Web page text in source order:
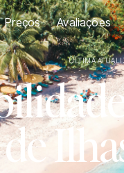
Preços Avaliações
ÚLTIMA
de